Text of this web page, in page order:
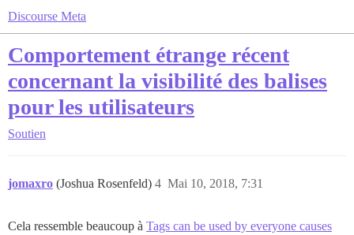
Discourse Meta
Comportement étrange récent
concernant la visibilité des balises
pour les utilisateurs
Soutien
jomaxro (Joshua Rosenfeld) Mai 10, 2018, 7:31
4
Cela ressemble beaucoup à Tags can be used by everyone causes